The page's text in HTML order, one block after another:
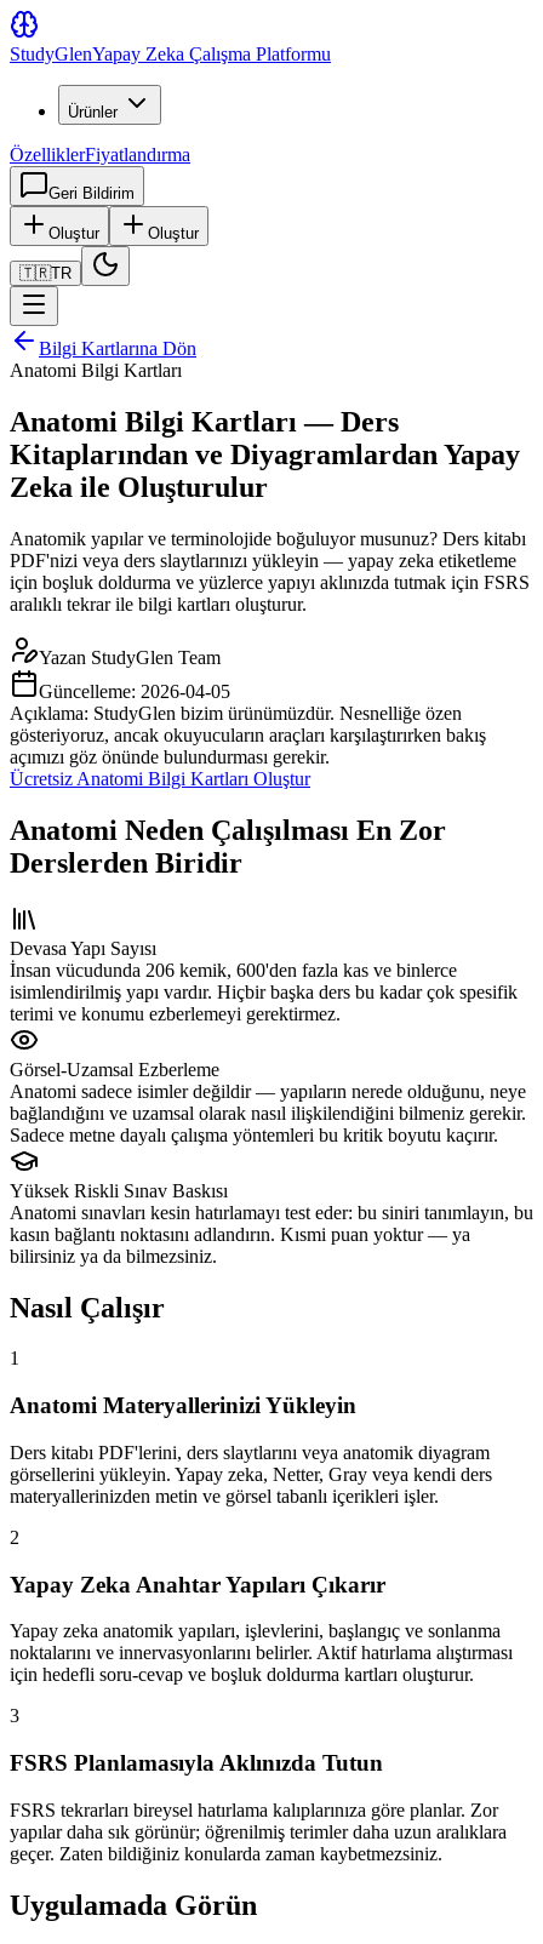
StudyGlenYapay Zeka Çalışma Platformu
Ürünler
ÖzelliklerFiyatlandırma
Geri Bildirim
Oluştur Oluştur
🇹🇷TR
Bilgi Kartlarına Dön
Anatomi Bilgi Kartları
Anatomi Bilgi Kartları — Ders
Kitaplarından ve Diyagramlardan Yapay
Zeka ile Oluşturulur
Anatomik yapılar ve terminolojide boğuluyor musunuz? Ders kitabı
PDF'nizi veya ders slaytlarınızı yükleyin — yapay zeka etiketleme
için boşluk doldurma ve yüzlerce yapıyı aklınızda tutmak için FSRS
aralıklı tekrar ile bilgi kartları oluşturur.
Yazan StudyGlen Team
Güncelleme: 2026-04-05
Açıklama: StudyGlen bizim ürünümüzdür. Nesnelliğe özen
gösteriyoruz, ancak okuyucuların araçları karşılaştırırken bakış
açımızı göz önünde bulundurması gerekir.
Ücretsiz Anatomi Bilgi Kartları Oluştur
Anatomi Neden Çalışılması En Zor
Derslerden Biridir
Devasa Yapı Sayısı
İnsan vücudunda 206 kemik, 600'den fazla kas ve binlerce
isimlendirilmiş yapı vardır. Hiçbir başka ders bu kadar çok spesifik
terimi ve konumu ezberlemeyi gerektirmez.
Görsel-Uzamsal Ezberleme
Anatomi sadece isimler değildir — yapıların nerede olduğunu, neye
bağlandığını ve uzamsal olarak nasıl ilişkilendiğini bilmeniz gerekir.
Sadece metne dayalı çalışma yöntemleri bu kritik boyutu kaçırır.
Yüksek Riskli Sınav Baskısı
Anatomi sınavları kesin hatırlamayı test eder: bu siniri tanımlayın, bu
kasın bağlantı noktasını adlandırın. Kısmi puan yoktur — ya
bilirsiniz ya da bilmezsiniz.
Nasıl Çalışır
1
Anatomi Materyallerinizi Yükleyin
Ders kitabı PDF'lerini, ders slaytlarını veya anatomik diyagram
görsellerini yükleyin. Yapay zeka, Netter, Gray veya kendi ders
materyallerinizden metin ve görsel tabanlı içerikleri işler.
2
Yapay Zeka Anahtar Yapıları Çıkarır
Yapay zeka anatomik yapıları, işlevlerini, başlangıç ve sonlanma
noktalarını ve innervasyonlarını belirler. Aktif hatırlama alıştırması
için hedefli soru-cevap ve boşluk doldurma kartları oluşturur.
3
FSRS Planlamasıyla Aklınızda Tutun
FSRS tekrarları bireysel hatırlama kalıplarınıza göre planlar. Zor
yapılar daha sık görünür; öğrenilmiş terimler daha uzun aralıklara
geçer. Zaten bildiğiniz konularda zaman kaybetmezsiniz.
Uygulamada Görün